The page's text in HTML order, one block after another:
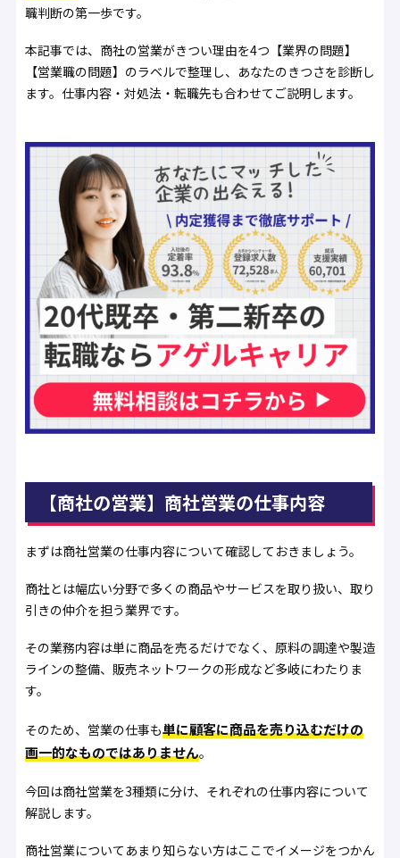
職判断の第一歩です。
本記事では、商社の営業がきつい理由を4つ【業界の問題】
【営業職の問題】のラベルで整理し、あなたのきつさを診断し
ます。仕事内容・対処法・転職先も合わせてご説明します。
【商社の営業】商社営業の仕事内容
まずは商社営業の仕事内容について確認しておきましょう。
商社とは幅広い分野で多くの商品やサービスを取り扱い、取り
引きの仲介を担う業界です。
その業務内容は単に商品を売るだけでなく、原料の調達や製造
ラインの整備、販売ネットワークの形成など多岐にわたりま
す。
そのため、営業の仕事も単に顧客に商品を売り込むだけの
画一的なものではありません。
今回は商社営業を3種類に分け、それぞれの仕事内容について
解説します。
商社営業についてあまり知らない方はここでイメージをつかん